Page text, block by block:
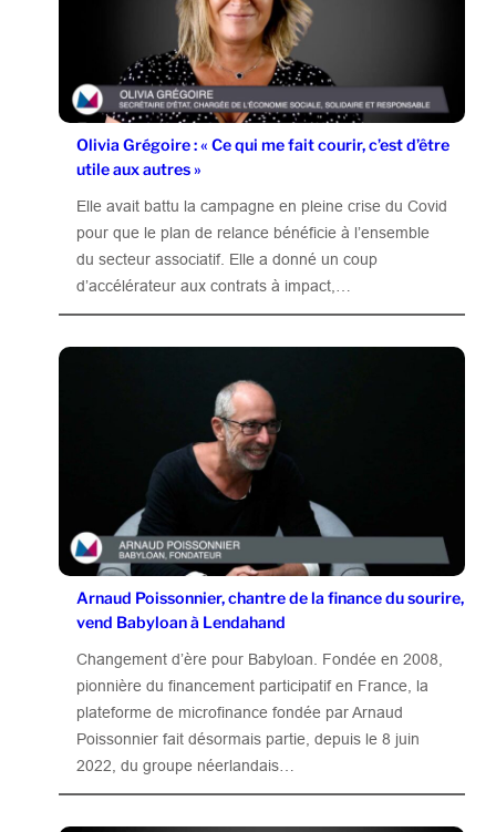
Olivia Grégoire : « Ce qui me fait courir, c’est d’être
utile aux autres »
Elle avait battu la campagne en pleine crise du Covid
pour que le plan de relance bénéficie à l’ensemble
du secteur associatif. Elle a donné un coup
d’accélérateur aux contrats à impact,…
Arnaud Poissonnier, chantre de la finance du sourire,
vend Babyloan à Lendahand
Changement d’ère pour Babyloan. Fondée en 2008,
pionnière du financement participatif en France, la
plateforme de microfinance fondée par Arnaud
Poissonnier fait désormais partie, depuis le 8 juin
2022, du groupe néerlandais…